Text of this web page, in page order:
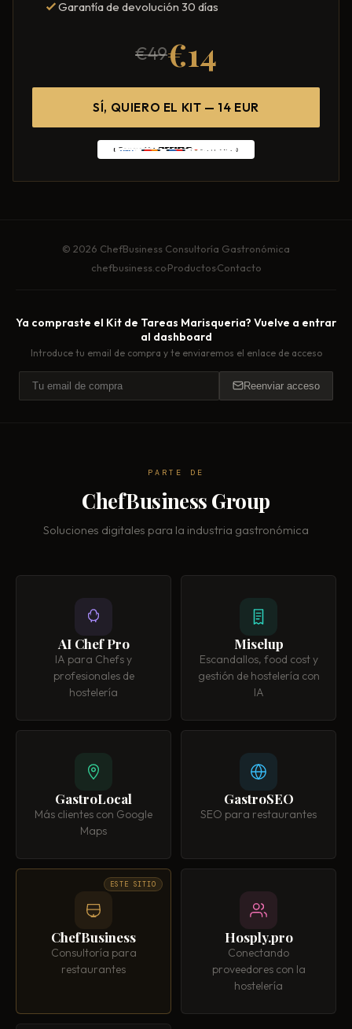
Garantía de devolución 30 días
€49€14
SÍ, QUIERO EL KIT — 14 EUR
© 2026 ChefBusiness Consultoría Gastronómica
chefbusiness.co·Productos·Contacto
Ya compraste el Kit de Tareas Marisqueria? Vuelve a entrar
al dashboard
Introduce tu email de compra y te enviaremos el enlace de acceso
Reenviar acceso
PARTE DE
ChefBusiness Group
Soluciones digitales para la industria gastronómica
AI Chef Pro
IA para Chefs y
profesionales de
hostelería
Miselup
Escandallos, food cost y
gestión de hostelería con
IA
GastroLocal
Más clientes con Google
Maps
GastroSEO
SEO para restaurantes
ChefBusiness
Consultoría para
restaurantes
ESTE SITIO
Hosply.pro
Conectando
proveedores con la
hostelería